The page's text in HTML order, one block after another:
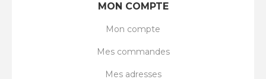
MON COMPTE
Mon compte
Mes commandes
Mes adresses